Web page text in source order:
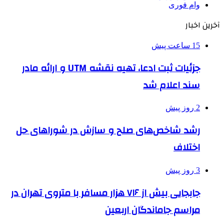
وام فوری
آخرین اخبار
15 ساعت پیش
جزئیات ثبت ادعا، تهیه نقشه UTM و ارائه مادر
سند اعلام شد
2 روز پیش
رشد شاخص‌های صلح و سازش در شوراهای حل
اختلاف
3 روز پیش
جابجایی بیش از ۷۱۶ هزار مسافر با متروی تهران در
مراسم جاماندگان اربعین